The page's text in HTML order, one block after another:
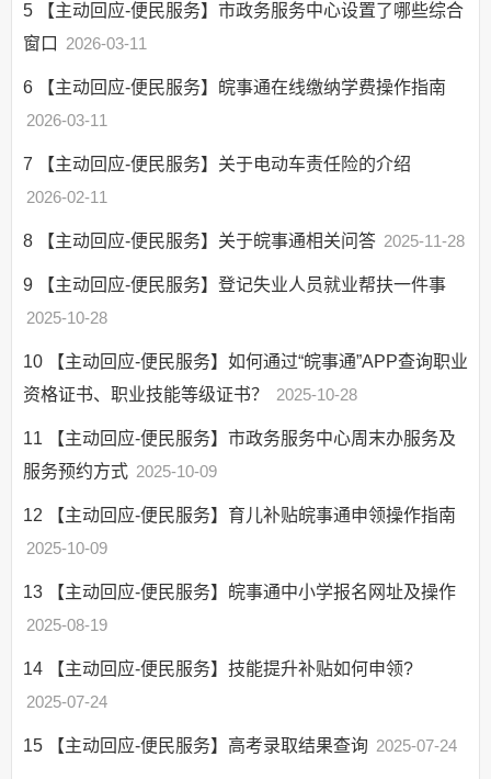
5
【主动回应-便民服务】市政务服务中心设置了哪些综合
窗口 2026-03-11
6
【主动回应-便民服务】皖事通在线缴纳学费操作指南
2026-03-11
7
【主动回应-便民服务】关于电动车责任险的介绍
2026-02-11
8 【主动回应-便民服务】关于皖事通相关问答 2025-11-28
9
【主动回应-便民服务】登记失业人员就业帮扶一件事
2025-10-28
10
【主动回应-便民服务】如何通过“皖事通”APP查询职业
资格证书、职业技能等级证书？
2025-10-28
11
【主动回应-便民服务】市政务服务中心周末办服务及
服务预约方式 2025-10-09
12
【主动回应-便民服务】育儿补贴皖事通申领操作指南
2025-10-09
13
【主动回应-便民服务】皖事通中小学报名网址及操作
2025-08-19
14
【主动回应-便民服务】技能提升补贴如何申领?
2025-07-24
15 【主动回应-便民服务】高考录取结果查询 2025-07-24